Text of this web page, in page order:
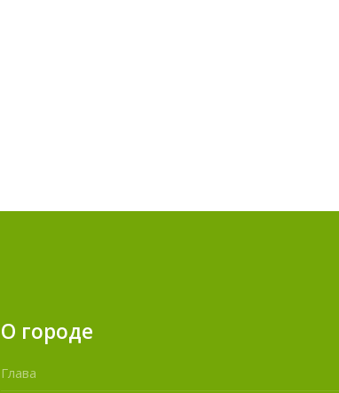
О городе
Глава